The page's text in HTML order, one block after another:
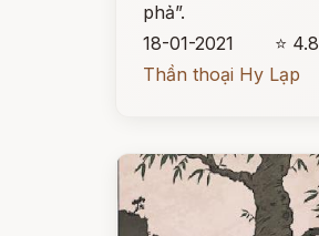
phả”.
18-01-2021
⭐ 4.8
Thần thoại Hy Lạp